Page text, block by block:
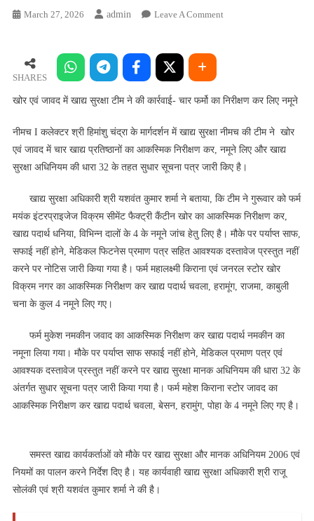
March 27, 2026 Admin Leave A CommentOn
खाद्य
टीम
की
कार्रवाई-
निरीक्षण
कर
लिए
नमूने
SHARES
खोर एवं जावद में खाद्य सुरक्षा टीम ने की कार्रवाई- चार फर्मो का निरीक्षण कर लिए नमूने
नीमच I कलेक्टर श्री हिमांशु चंद्रा के मार्गदर्शन में खाद्य सुरक्षा नीमच की टीम ने खोर
एवं जावद में चार खाद्य प्रतिष्ठानों का आकस्मिक निरीक्षण कर, नमूने लिए और खाद्य
सुरक्षा अधिनियम की धारा 32 के तहत सुधार सूचना पत्र जारी किए है।
खाद्य सुरक्षा अधिकारी श्री यशवंत कुमार शर्मा ने बताया, कि टीम ने गुरूवार को फर्म
मयंक इंटरप्राइजेज विक्रम सीमेंट फैक्ट्री कैंटीन खोर का आकस्मिक निरीक्षण कर,
खाद्य पदार्थ धनिया, विभिन्न दालों के 4 के नमूने जांच हेतु लिए है। मौके पर पर्याप्त साफ,
सफाई नहीं होने, मेडिकल फिटनेस प्रमाण पत्र सहित आवश्यक दस्तावेज प्रस्तुत नहीं
करने पर नोटिस जारी किया गया है। फर्म महालक्ष्मी किराना एवं जनरल स्टोर खोर
विक्रम नगर का आकस्मिक निरीक्षण कर खाद्य पदार्थ चवला, हरामूंग, राजमा, काबुली
चना के कुल 4 नमूने लिए गए।
फर्म मुकेश नमकीन जवाद का आकस्मिक निरीक्षण कर खाद्य पदार्थ नमकीन का
नमूना लिया गया। मौके पर पर्याप्त साफ सफाई नहीं होने, मेडिकल प्रमाण पत्र एवं
आवश्यक दस्तावेज प्रस्तुत नहीं करने पर खाद्य सुरक्षा मानक अधिनियम की धारा 32 के
अंतर्गत सुधार सूचना पत्र जारी किया गया है। फर्म महेश किराना स्टोर जावद का
आकस्मिक निरीक्षण कर खाद्य पदार्थ चवला, बेसन, हरामुंग, पोहा के 4 नमूने लिए गए है।
समस्त खाद्य कार्यकर्ताओं को मौके पर खाद्य सुरक्षा और मानक अधिनियम 2006 एवं
नियमों का पालन करने निर्देश दिए है। यह कार्यवाही खाद्य सुरक्षा अधिकारी श्री राजू
सोलंकी एवं श्री यशवंत कुमार शर्मा ने की है।